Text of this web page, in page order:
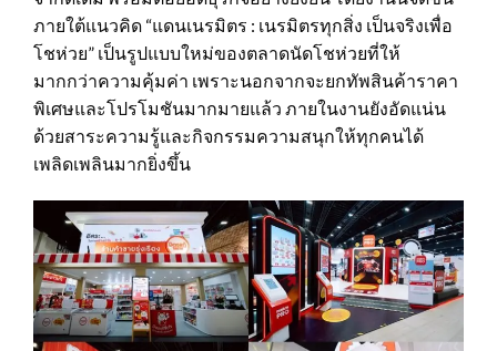
ภายใต้แนวคิด “แดนเนรมิตร : เนรมิตรทุกสิ่ง เป็นจริงเพื่อ
โชห่วย” เป็นรูปแบบใหม่ของตลาดนัดโชห่วยที่ให้
มากกว่าความคุ้มค่า เพราะนอกจากจะยกทัพสินค้าราคา
พิเศษและโปรโมชันมากมายแล้ว ภายในงานยังอัดแน่น
ด้วยสาระความรู้และกิจกรรมความสนุกให้ทุกคนได้
เพลิดเพลินมากยิ่งขึ้น